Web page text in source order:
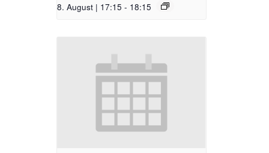
8. August | 17:15 - 18:15